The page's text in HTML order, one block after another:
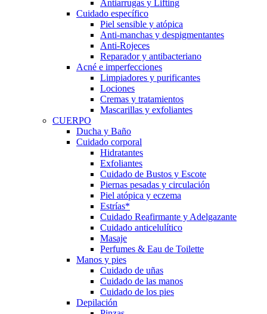
Antiarrugas y Lifting
Cuidado específico
Piel sensible y atópica
Anti-manchas y despigmentantes
Anti-Rojeces
Reparador y antibacteriano
Acné e imperfecciones
Limpiadores y purificantes
Lociones
Cremas y tratamientos
Mascarillas y exfoliantes
CUERPO
Ducha y Baño
Cuidado corporal
Hidratantes
Exfoliantes
Cuidado de Bustos y Escote
Piernas pesadas y circulación
Piel atópica y eczema
Estrías*
Cuidado Reafirmante y Adelgazante
Cuidado anticelulítico
Masaje
Perfumes & Eau de Toilette
Manos y pies
Cuidado de uñas
Cuidado de las manos
Cuidado de los pies
Depilación